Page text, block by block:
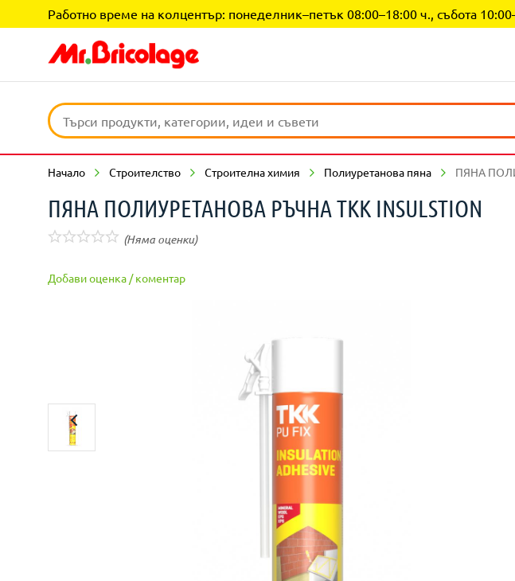
Работно време на колцентър: понеделник–петък 08:00–18:00 ч., събота
Начало Строителство Строителна химия Полиуретанова пяна ПЯНА
ПЯНА ПОЛИУРЕТАНОВА РЪЧНА TKK INSULSTION
(Няма оценки)
Добави оценка / коментар